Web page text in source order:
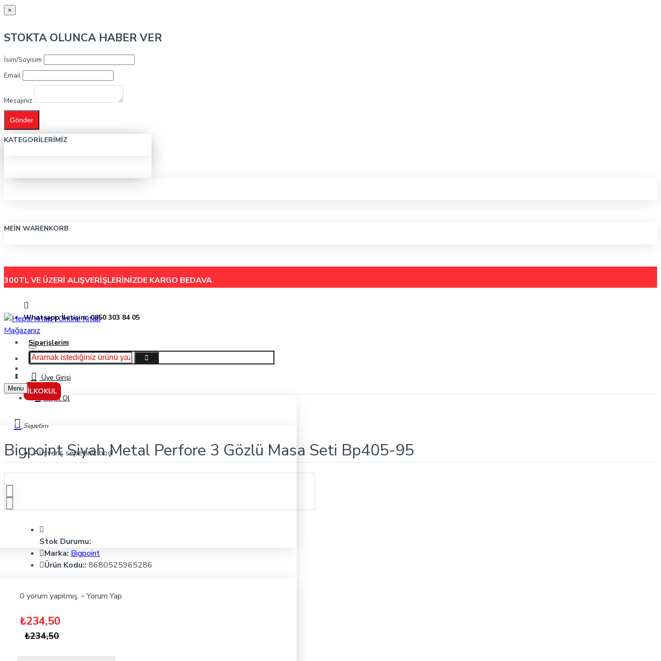
×
STOKTA OLUNCA HABER VER
İsim/Soyisim
Email
Mesajınız
Gönder
KATEGORILERIMIZ
MEIN WARENKORB
300TL VE ÜZERİ ALIŞVERİŞLERİNİZDE KARGO BEDAVA
Whatsapp İletişim: 0850 303 84 05
Siparişlerim
Hakkımızda
İletişimÜye Girişi
Kayıt Ol
Sepetim
Alışveriş sepetiniz boş!
İLKOKUL
Menu
Bigpoint Siyah Metal Perfore 3 Gözlü Masa Seti Bp405-95
Bigpoint Siyah Metal Perfore 3 Gözlü Masa Seti Bp405-95
Stok Durumu:
Marka: Bigpoint
Ürün Kodu:: 8680525965286
0 yorum yapılmış. - Yorum Yap
₺234,50
₺234,50